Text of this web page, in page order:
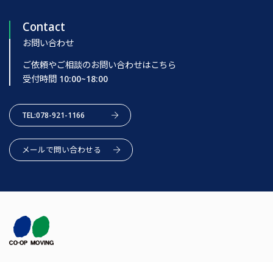
Contact
お問い合わせ
ご依頼やご相談のお問い合わせはこちら
受付時間 10:00~18:00
TEL:078-921-1166
メールで問い合わせる